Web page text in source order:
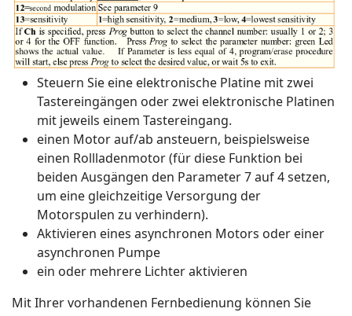
Steuern Sie eine elektronische Platine mit zwei
Tastereingängen oder zwei elektronische Platinen
mit jeweils einem Tastereingang.
einen Motor auf/ab ansteuern, beispielsweise
einen Rollladenmotor (für diese Funktion bei
beiden Ausgängen den Parameter 7 auf 4 setzen,
um eine gleichzeitige Versorgung der
Motorspulen zu verhindern).
Aktivieren eines asynchronen Motors oder einer
asynchronen Pumpe
ein oder mehrere Lichter aktivieren
Mit Ihrer vorhandenen Fernbedienung können Sie